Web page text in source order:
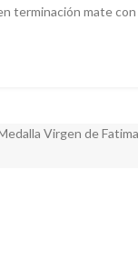
terminación mate
Virgen de Fatima